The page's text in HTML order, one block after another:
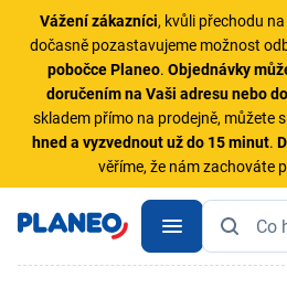
Vážení zákazníci, kvůli přechodu
dočasně pozastavujeme možnost
pobočce Planeo.Objednávky
doručením na Vaši adresu nebo
skladem přímo na prodejně, můžete
hned a vyzvednout už do 15 minut.
věříme, že nám zachováte